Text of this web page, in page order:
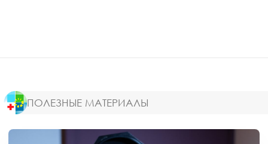
ПОЛЕЗНЫЕ МАТЕРИАЛЫ